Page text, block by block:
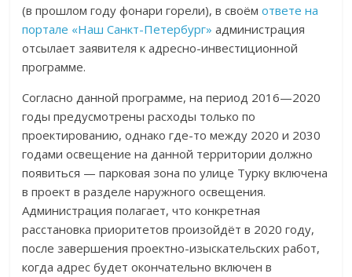
(в прошлом году фонари горели), в своёмответе на
портале «Наш Санкт-Петербург» администрация
отсылает заявителя к адресно-инвестиционной
программе.
Согласно данной программе, на период 2016—2020
годы предусмотрены расходы только по
проектированию, однако где-то между 2020 и 2030
годами освещение на данной территории должно
появиться — парковая зона по улице Турку включена
в проект в разделе наружного освещения.
Администрация полагает, что конкретная
расстановка приоритетов произойдёт в 2020 году,
после завершения проектно-изыскательских работ,
когда адрес будет окончательно включен в